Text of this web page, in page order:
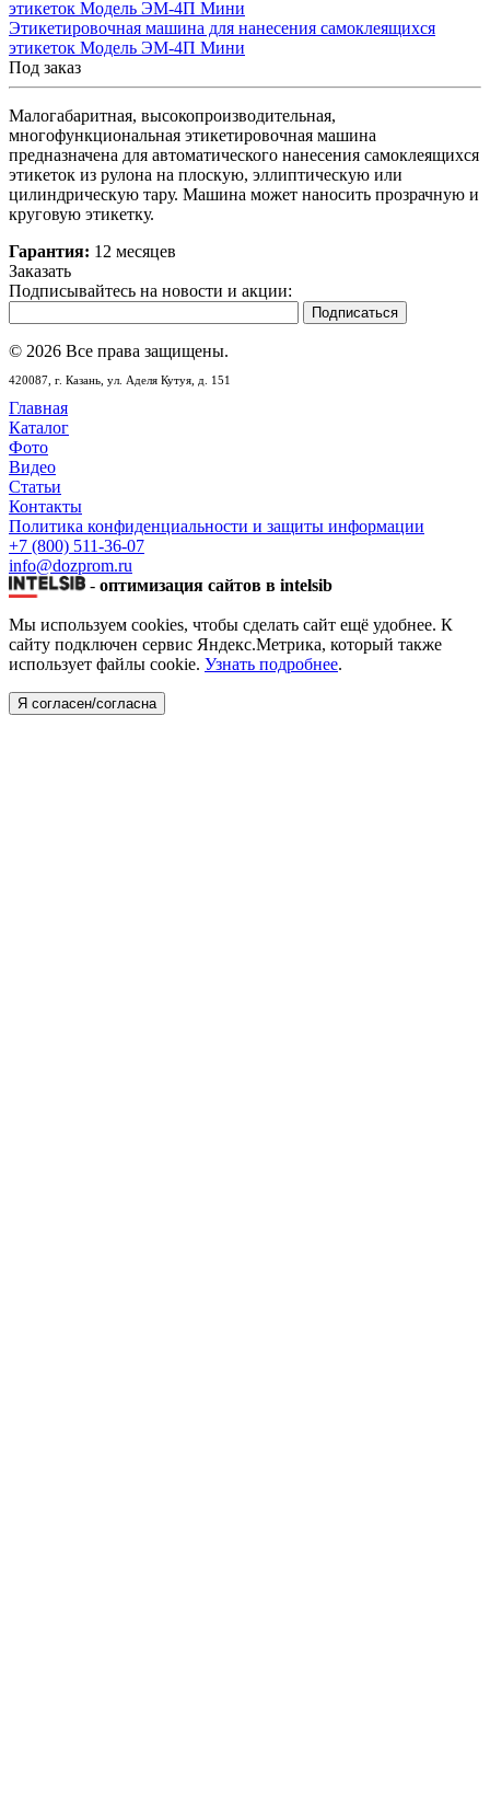
Этикетировочная машина для нанесения самоклеящихся
этикеток Модель ЭМ-4П Мини
Под заказ
Малогабаритная, высокопроизводительная,
многофункциональная этикетировочная машина
предназначена для автоматического нанесения самоклеящихся
этикеток из рулона на плоскую, эллиптическую или
цилиндрическую тару. Машина может наносить прозрачную и
круговую этикетку.
Гарантия: 12 месяцев
Заказать
Подписывайтесь на новости и акции:
© 2026 Все права защищены.
420087, г. Казань, ул. Аделя Кутуя, д. 151
Главная
Каталог
Фото
Видео
Статьи
Контакты
Политика конфиденциальности и защиты информации
+7 (800) 511-36-07
info@dozprom.ru
- оптимизация сайтов в intelsib
Мы используем cookies, чтобы сделать сайт ещё удобнее. К
сайту подключен сервис Яндекс.Метрика, который также
использует файлы cookie. Узнать подробнее.
Я согласен/согласна